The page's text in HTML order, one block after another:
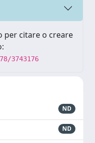
per citare o creare
3743176
ND
ND